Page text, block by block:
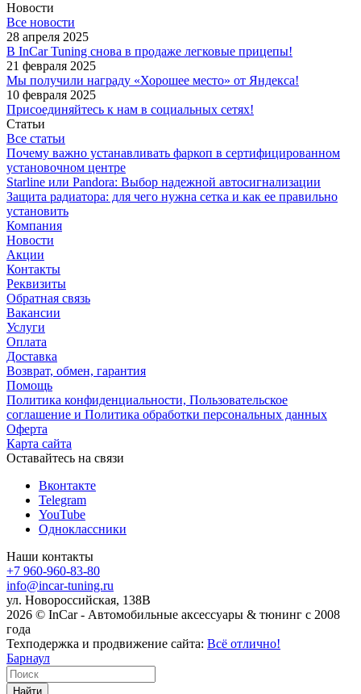
Новости
Все новости
28 апреля 2025
В InCar Tuning снова в продаже легковые прицепы!
21 февраля 2025
Мы получили награду «Хорошее место» от Яндекса!
10 февраля 2025
Присоединяйтесь к нам в социальных сетях!
Статьи
Все статьи
Почему важно устанавливать фаркоп в сертифицированном
установочном центре
Starline или Pandora: Выбор надежной автосигнализации
Защита радиатора: для чего нужна сетка и как ее правильно
установить
Компания
Новости
Акции
Контакты
Реквизиты
Обратная связь
Вакансии
Услуги
Оплата
Доставка
Возврат, обмен, гарантия
Помощь
Политика конфиденциальности, Пользовательское
соглашение и Политика обработки персональных данных
Оферта
Карта сайта
Оставайтесь на связи
Вконтакте
Telegram
YouTube
Одноклассники
Наши контакты
+7 960-960-83-80
info@incar-tuning.ru
ул. Новороссийская, 138В
2026 © InCar - Автомобильные аксессуары & тюнинг с 2008
года
Техподержка и продвижение сайта: Всё отлично!
Барнаул
Найти